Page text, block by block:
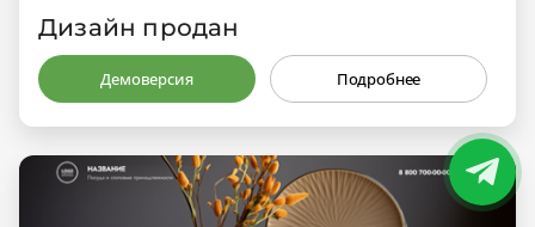
Дизайн продан
Демоверсия Подробнее